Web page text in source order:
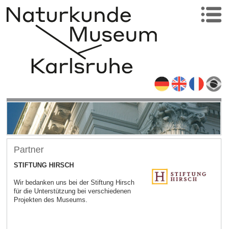
Partner
STIFTUNG HIRSCH
Wir bedanken uns bei der Stiftung Hirsch
für die Unterstützung bei verschiedenen
Projekten des Museums.